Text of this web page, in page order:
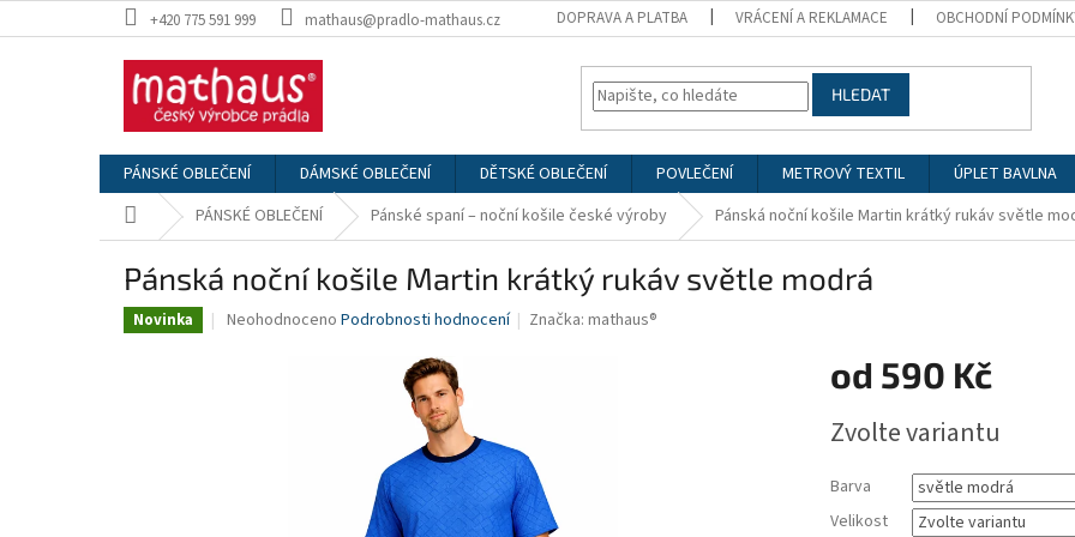
na
+420 775 591 999 mathaus@pradlo-mathaus.cz DOPRAVA A PLATBA VRÁCENÍ A REKLAMACE OBCHODNÍ
HLEDAT
PÁNSKÉ OBLEČENÍ DÁMSKÉ OBLEČENÍ DĚTSKÉ OBLEČENÍ POVLEČENÍ METROVÝ TEXTIL ÚPLET BAVLNA
Domů PÁNSKÉ OBLEČENÍ Pánské spaní – noční košile české výroby Pánská noční košile Martin krátký rukáv světle
Pánská noční košile Martin krátký rukáv světle modrá
Novinka
Průměrné
Neohodnoceno Podrobnosti hodnocení Značka:mathaus®
od 590 Kč
cena:
Zvolte variantu
Barva
Velikost